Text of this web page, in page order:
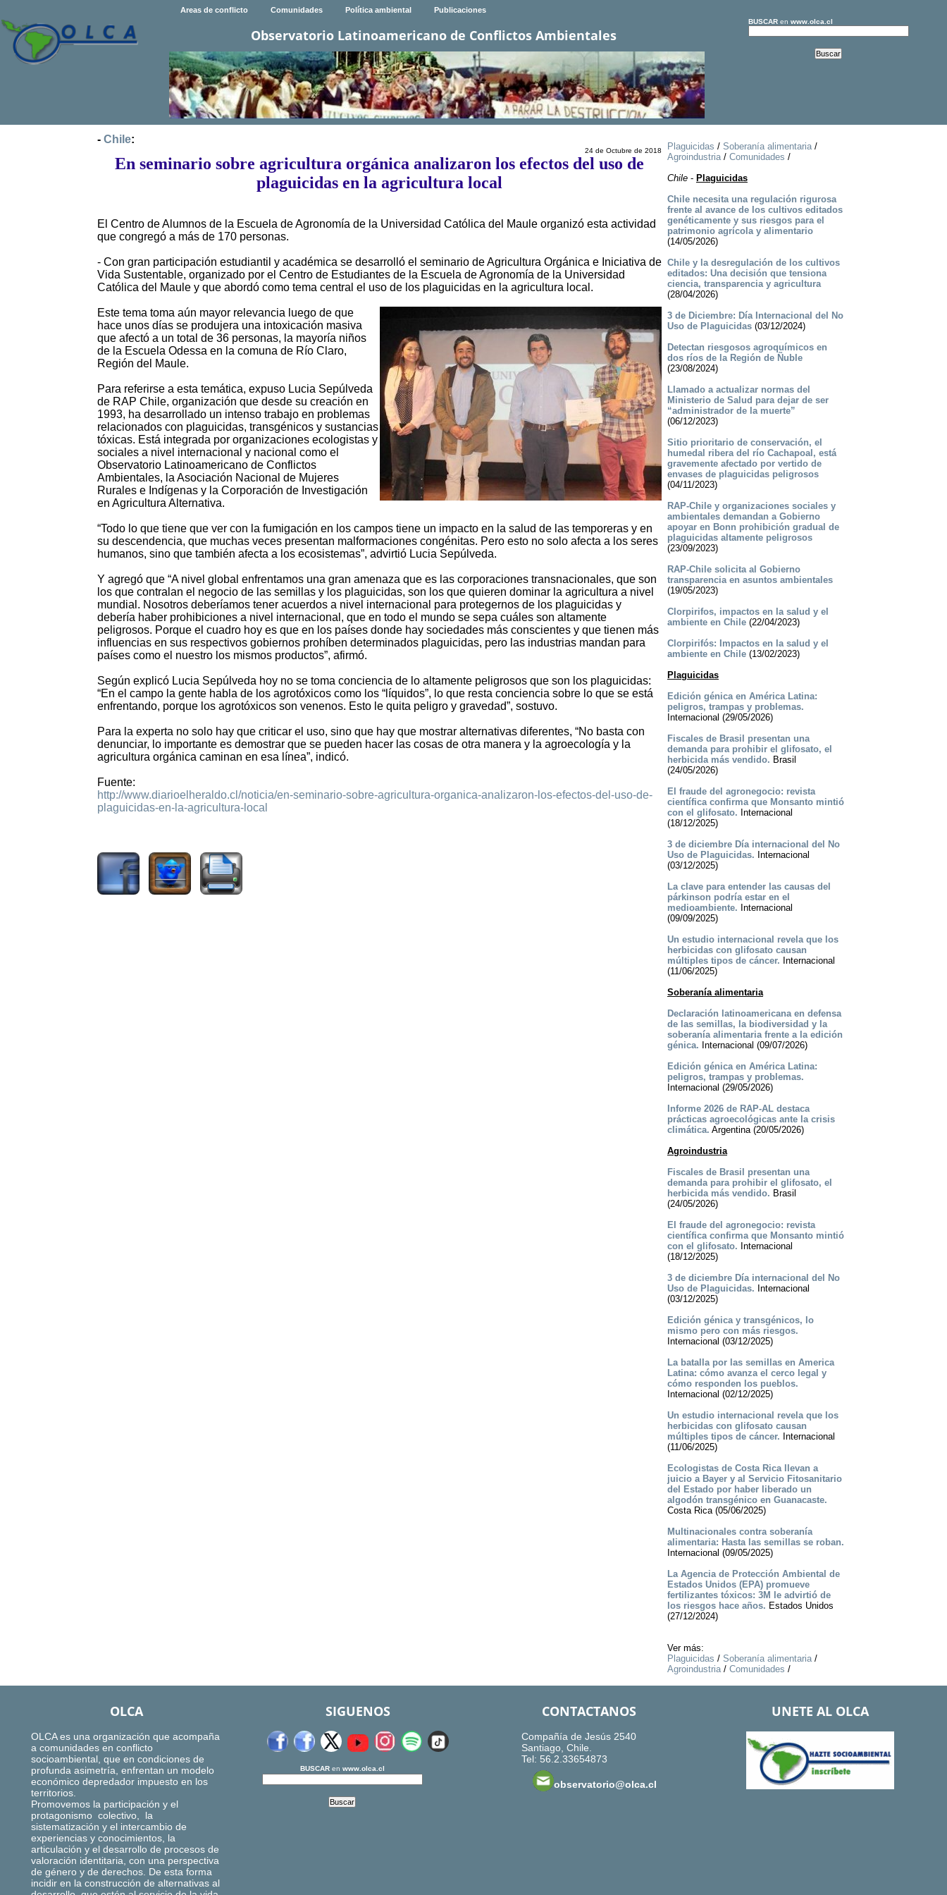
Areas de conflicto Comunidades Política ambiental Publicaciones
Observatorio Latinoamericano de Conflictos Ambientales
BUSCARen www.olca.cl
- Chile:
24 de Octubre de 2018
En seminario sobre agricultura orgánica analizaron los efectos del uso de
plaguicidas en la agricultura local
El Centro de Alumnos de la Escuela de Agronomía de la Universidad Católica del Maule organizó esta actividad
que congregó a más de 170 personas.
- Con gran participación estudiantil y académica se desarrolló el seminario de Agricultura Orgánica e Iniciativa de
Vida Sustentable, organizado por el Centro de Estudiantes de la Escuela de Agronomía de la Universidad
Católica del Maule y que abordó como tema central el uso de los plaguicidas en la agricultura local.
Este tema toma aún mayor relevancia luego de que
hace unos días se produjera una intoxicación masiva
que afectó a un total de 36 personas, la mayoría niños
de la Escuela Odessa en la comuna de Río Claro,
Región del Maule.
Para referirse a esta temática, expuso Lucia Sepúlveda
de RAP Chile, organización que desde su creación en
1993, ha desarrollado un intenso trabajo en problemas
relacionados con plaguicidas, transgénicos y sustancias
tóxicas. Está integrada por organizaciones ecologistas y
sociales a nivel internacional y nacional como el
Observatorio Latinoamericano de Conflictos
Ambientales, la Asociación Nacional de Mujeres
Rurales e Indígenas y la Corporación de Investigación
en Agricultura Alternativa.
“Todo lo que tiene que ver con la fumigación en los campos tiene un impacto en la salud de las temporeras y en
su descendencia, que muchas veces presentan malformaciones congénitas. Pero esto no solo afecta a los seres
humanos, sino que también afecta a los ecosistemas”, advirtió Lucia Sepúlveda.
Y agregó que “A nivel global enfrentamos una gran amenaza que es las corporaciones transnacionales, que son
los que contralan el negocio de las semillas y los plaguicidas, son los que quieren dominar la agricultura a nivel
mundial. Nosotros deberíamos tener acuerdos a nivel internacional para protegernos de los plaguicidas y
debería haber prohibiciones a nivel internacional, que en todo el mundo se sepa cuáles son altamente
peligrosos. Porque el cuadro hoy es que en los países donde hay sociedades más conscientes y que tienen más
influencias en sus respectivos gobiernos prohíben determinados plaguicidas, pero las industrias mandan para
países como el nuestro los mismos productos”, afirmó.
Según explicó Lucia Sepúlveda hoy no se toma conciencia de lo altamente peligrosos que son los plaguicidas:
“En el campo la gente habla de los agrotóxicos como los “líquidos”, lo que resta conciencia sobre lo que se está
enfrentando, porque los agrotóxicos son venenos. Esto le quita peligro y gravedad”, sostuvo.
Para la experta no solo hay que criticar el uso, sino que hay que mostrar alternativas diferentes, “No basta con
denunciar, lo importante es demostrar que se pueden hacer las cosas de otra manera y la agroecología y la
agricultura orgánica caminan en esa línea”, indicó.
Fuente:
http://www.diarioelheraldo.cl/noticia/en-seminario-sobre-agricultura-organica-analizaron-los-efectos-del-uso-de-
plaguicidas-en-la-agricultura-local
Plaguicidas / Soberanía alimentaria/
Agroindustria/ Comunidades /
Chile- Plaguicidas
Chile necesita una regulación rigurosa
frente al avance de los cultivos editados
genéticamente y sus riesgos para el
patrimonio agrícola y alimentario
(14/05/2026)
Chile y la desregulación de los cultivos
editados: Una decisión que tensiona
ciencia, transparencia y agricultura
(28/04/2026)
3 de Diciembre: Día Internacional del No
Uso de Plaguicidas(03/12/2024)
Detectan riesgosos agroquímicos en
dos ríos de la Región de Ñuble
(23/08/2024)
Llamado a actualizar normas del
Ministerio de Salud para dejar de ser
“administrador de la muerte”
(06/12/2023)
Sitio prioritario de conservación, el
humedal ribera del río Cachapoal, está
gravemente afectado por vertido de
envases de plaguicidas peligrosos
(04/11/2023)
RAP-Chile y organizaciones sociales y
ambientales demandan a Gobierno
apoyar en Bonn prohibición gradual de
plaguicidas altamente peligrosos
(23/09/2023)
RAP-Chile solicita al Gobierno
transparencia en asuntos ambientales
(19/05/2023)
Clorpirifos, impactos en la salud y el
ambiente en Chile(22/04/2023)
Clorpirifós: Impactos en la salud y el
ambiente en Chile(13/02/2023)
Plaguicidas
Edición génica en América Latina:
peligros, trampas y problemas.
Internacional (29/05/2026)
Fiscales de Brasil presentan una
demanda para prohibir el glifosato, el
herbicida más vendido. Brasil
(24/05/2026)
El fraude del agronegocio: revista
científica confirma que Monsanto mintió
con el glifosato. Internacional
(18/12/2025)
3 de diciembre Día internacional del No
Uso de Plaguicidas. Internacional
(03/12/2025)
La clave para entender las causas del
párkinson podría estar en el
medioambiente. Internacional
(09/09/2025)
Un estudio internacional revela que los
herbicidas con glifosato causan
múltiples tipos de cáncer. Internacional
(11/06/2025)
Soberanía alimentaria
Declaración latinoamericana en defensa
de las semillas, la biodiversidad y la
soberanía alimentaria frente a la edición
génica. Internacional (09/07/2026)
Edición génica en América Latina:
peligros, trampas y problemas.
Internacional (29/05/2026)
Informe 2026 de RAP-AL destaca
prácticas agroecológicas ante la crisis
climática. Argentina (20/05/2026)
Agroindustria
Fiscales de Brasil presentan una
demanda para prohibir el glifosato, el
herbicida más vendido. Brasil
(24/05/2026)
El fraude del agronegocio: revista
científica confirma que Monsanto mintió
con el glifosato. Internacional
(18/12/2025)
3 de diciembre Día internacional del No
Uso de Plaguicidas. Internacional
(03/12/2025)
Edición génica y transgénicos, lo
mismo pero con más riesgos.
Internacional (03/12/2025)
La batalla por las semillas en America
Latina: cómo avanza el cerco legal y
cómo responden los pueblos.
Internacional (02/12/2025)
Un estudio internacional revela que los
herbicidas con glifosato causan
múltiples tipos de cáncer. Internacional
(11/06/2025)
Ecologistas de Costa Rica llevan a
juicio a Bayer y al Servicio Fitosanitario
del Estado por haber liberado un
algodón transgénico en Guanacaste.
Costa Rica (05/06/2025)
Multinacionales contra soberanía
alimentaria: Hasta las semillas se roban.
Internacional (09/05/2025)
La Agencia de Protección Ambiental de
Estados Unidos (EPA) promueve
fertilizantes tóxicos: 3M le advirtió de
los riesgos hace años. Estados Unidos
(27/12/2024)
Ver más:
Plaguicidas / Soberanía alimentaria/
Agroindustria/ Comunidades /
OLCA
OLCA es una organización que acompaña
a comunidades en conflicto
socioambiental, que en condiciones de
profunda asimetría, enfrentan un modelo
económico depredador impuesto en los
territorios.
Promovemos la participación y el
protagonismo colectivo, la
sistematización y el intercambio de
experiencias y conocimientos, la
articulación y el desarrollo de procesos de
valoración identitaria, con una perspectiva
de género y de derechos. De esta forma
incidir en la construcción de alternativas al
SIGUENOS
BUSCARen www.olca.cl
CONTACTANOS
Compañía de Jesús 2540
Santiago, Chile.
Tel: 56.2.33654873
observatorio@olca.cl
UNETE AL OLCA